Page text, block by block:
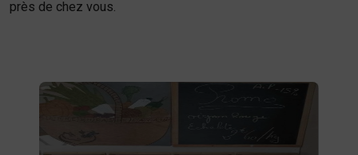
près de chez vous.
Fruits et légumes